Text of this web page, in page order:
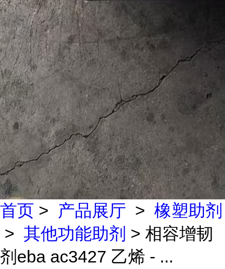
首页 > 产品展厅 > 橡塑助剂
> 其他功能助剂 > 相容增韧
剂eba ac3427 乙烯 - ...